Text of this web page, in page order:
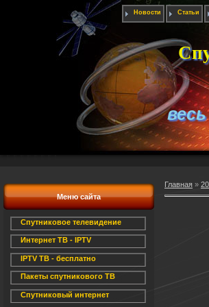
Новости Статьи
Меню сайта
Спутниковое телевидение
Интернет ТВ - IPTV
IPTV ТВ - бесплатно
Пакеты спутникового ТВ
Спутниковый интернет
Главная »